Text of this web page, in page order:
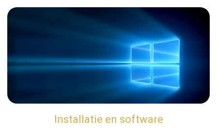
Installatie en software